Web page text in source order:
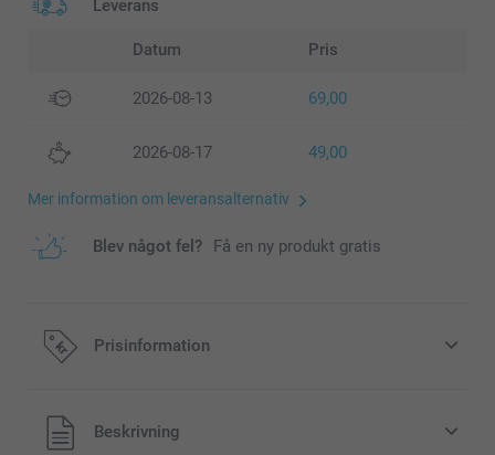
Leverans
Datum Pris
2026-08-13 69,00
2026-08-17 49,00
Mer information om leveransalternativ
Blev något fel? Få en ny produkt gratis
Prisinformation
Alla priser är i svenska kronor (SEK), inklusive moms och
exklusive porto.
Beskrivning